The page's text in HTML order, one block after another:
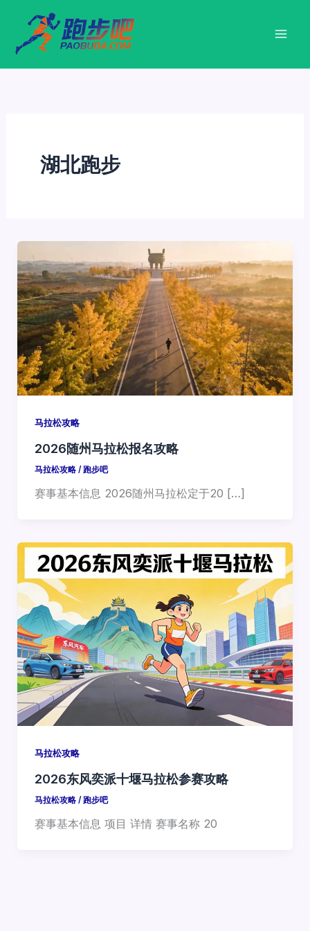
湖北跑步
马拉松攻略
2026随州马拉松报名攻略
马拉松攻略/ 跑步吧
赛事基本信息 2026随州马拉松定于20 […]
马拉松攻略
2026东风奕派十堰马拉松参赛攻略
马拉松攻略/ 跑步吧
赛事基本信息 项目 详情 赛事名称 20